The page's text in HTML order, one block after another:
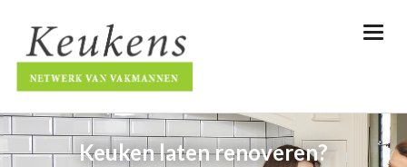
Keuken laten renoveren?